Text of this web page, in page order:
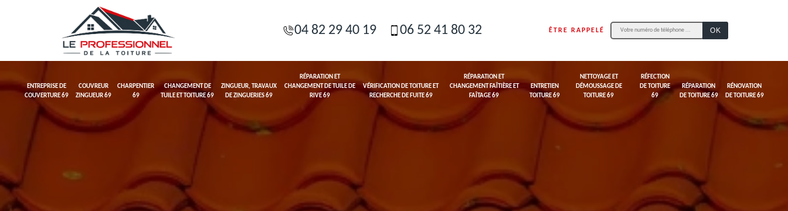
04 82 29 40 19 06 52 41 80 32 ÊTRE RAPPELÉ
ENTREPRISE DE
COUVERTURE 69
COUVREUR
ZINGUEUR 69
CHARPENTIER
69
CHANGEMENT DE
TUILE ET TOITURE 69
ZINGUEUR, TRAVAUX
DE ZINGUERIES 69
RÉPARATION ET
CHANGEMENT DE TUILE DE
RIVE 69
VÉRIFICATION DE TOITURE ET
RECHERCHE DE FUITE 69
RÉPARATION ET
CHANGEMENT FAÎTIÈRE ET
FAÎTAGE 69
ENTRETIEN
TOITURE 69
NETTOYAGE ET
DÉMOUSSAGE DE
TOITURE 69
RÉFECTION
DE TOITURE
69
RÉPARATION
DE TOITURE 69
RÉNOVATION
DE TOITURE 69